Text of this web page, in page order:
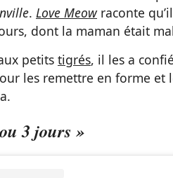
. Love Meowraconte
dont la maman était
petits tigrés, il les a
les remettre en forme
3 jours »